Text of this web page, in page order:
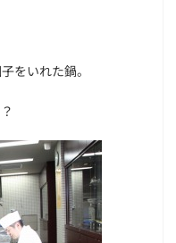
をいれた鍋。